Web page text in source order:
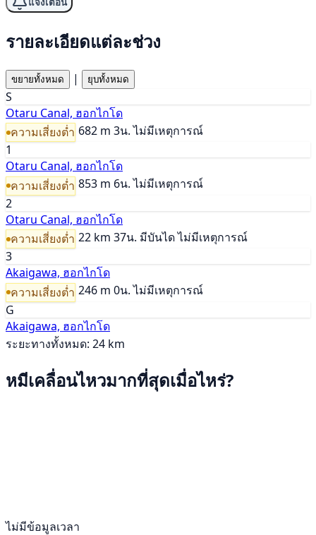
แจ้งเตือน
รายละเอียดแต่ละช่วง
ขยายทั้งหมด | ยุบทั้งหมด
S
Otaru Canal, ฮอกไกโด
ความเสี่ยงต่ำ 682 m 3น. ไม่มีเหตุการณ์
1
Otaru Canal, ฮอกไกโด
ความเสี่ยงต่ำ 853 m 6น. ไม่มีเหตุการณ์
2
Otaru Canal, ฮอกไกโด
ความเสี่ยงต่ำ 22 km 37น. มีบันไดไม่มีเหตุการณ์
3
Akaigawa, ฮอกไกโด
ความเสี่ยงต่ำ 246 m 0น. ไม่มีเหตุการณ์
G
Akaigawa, ฮอกไกโด
ระยะทางทั้งหมด: 24 km
หมีเคลื่อนไหวมากที่สุดเมื่อไหร่?
ไม่มีข้อมูลเวลา